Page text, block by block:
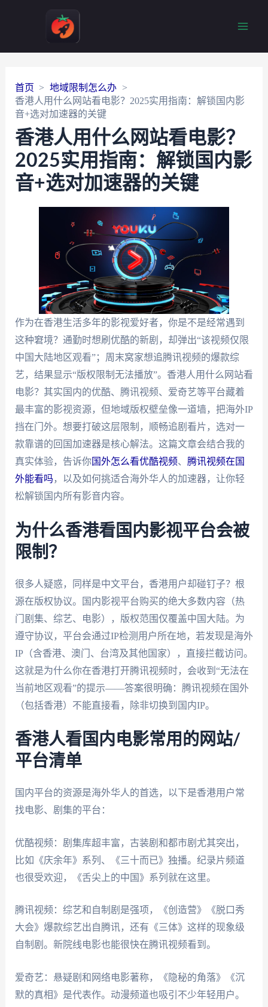
首页
地域限制怎么办
香港人用什么网站看电影？2025实用指南：解锁国内影
音+选对加速器的关键
香港人用什么网站看电影？
2025实用指南：解锁国内影
音+选对加速器的关键
作为在香港生活多年的影视爱好者，你是不是经常遇到
这种窘境？通勤时想刷优酷的新剧，却弹出“该视频仅限
中国大陆地区观看”；周末窝家想追腾讯视频的爆款综
艺，结果显示“版权限制无法播放”。香港人用什么网站看
电影？其实国内的优酷、腾讯视频、爱奇艺等平台藏着
最丰富的影视资源，但地域版权壁垒像一道墙，把海外IP
挡在门外。想要打破这层限制，顺畅追剧看片，选对一
款靠谱的回国加速器是核心解法。这篇文章会结合我的
真实体验，告诉你国外怎么看优酷视频、 腾讯视频在国
外能看吗 ，以及如何挑适合海外华人的加速器，让你轻
松解锁国内所有影音内容。
为什么香港看国内影视平台会被
限制？
很多人疑惑，同样是中文平台，香港用户却碰钉子？根
源在版权协议。国内影视平台购买的绝大多数内容（热
门剧集、综艺、电影），版权范围仅覆盖中国大陆。为
遵守协议，平台会通过IP检测用户所在地，若发现是海外
IP（含香港、澳门、台湾及其他国家），直接拦截访问。
这就是为什么你在香港打开腾讯视频时，会收到“无法在
当前地区观看”的提示——答案很明确：腾讯视频在国外
（包括香港）不能直接看，除非切换到国内IP。
香港人看国内电影常用的网站/
平台清单
国内平台的资源是海外华人的首选，以下是香港用户常
找电影、剧集的平台：
优酷视频：剧集库超丰富，古装剧和都市剧尤其突出，
比如《庆余年》系列、《三十而已》独播。纪录片频道
也很受欢迎，《舌尖上的中国》系列就在这里。
腾讯视频：综艺和自制剧是强项，《创造营》《脱口秀
大会》爆款综艺出自腾讯，还有《三体》这样的现象级
自制剧。新院线电影也能很快在腾讯视频看到。
爱奇艺：悬疑剧和网络电影著称，《隐秘的角落》《沉
默的真相》是代表作。动漫频道也吸引不少年轻用户。